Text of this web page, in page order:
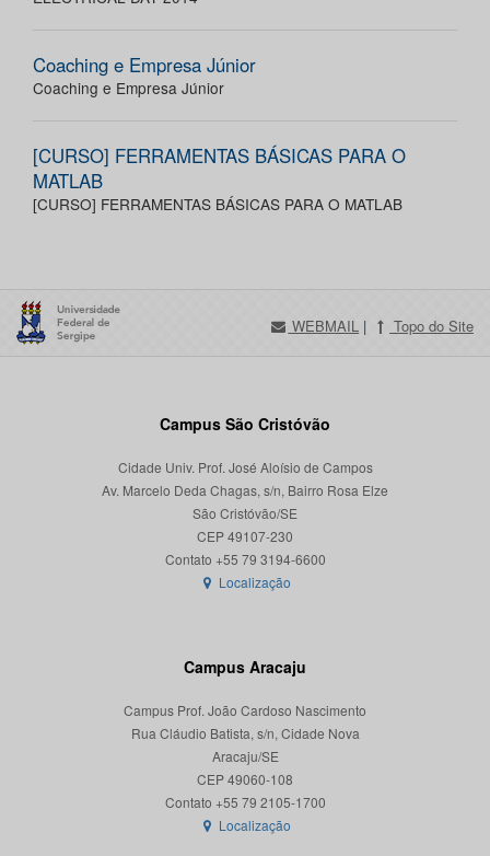
Coaching e Empresa Júnior
Coaching e Empresa Júnior
[CURSO] FERRAMENTAS BÁSICAS PARA O
MATLAB
[CURSO] FERRAMENTAS BÁSICAS PARA O MATLAB
WEBMAIL | Topo do Site
Campus São Cristóvão
Cidade Univ. Prof. José Aloísio de Campos
Av. Marcelo Deda Chagas, s/n, Bairro Rosa Elze
São Cristóvão/SE
CEP 49107-230
Localização
Campus Aracaju
Campus Prof. João Cardoso Nascimento
Rua Cláudio Batista, s/n, Cidade Nova
Aracaju/SE
CEP 49060-108
Localização